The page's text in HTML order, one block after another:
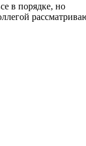
в порядке, но